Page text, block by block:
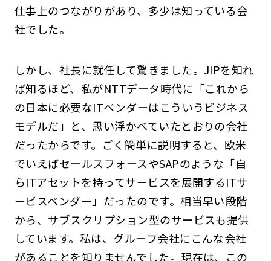
仕事上のつながりがあり、多少は知っている会
社でした。
しかし、社長に就任して驚きました。JIPを知れ
ば知るほど、私がNTTデータ時代に「これから
の日本に必要なITベンダーはこういうビジネス
モデルだ」と、思い浮かべていたとおりの会社
だったからです。ごく簡単に説明すると、欧米
でいえばセールスフォースやSAPのような「自
らITアセットを持ってサービスを展開するITサ
ービスベンダー」だったのです。相当早い段階
から、サブスクリプション型のサービスも提供
しています。私は、グループ会社にこんな会社
があることを知りませんでした。現在は、この